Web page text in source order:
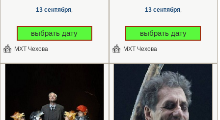
13 сентября
выбрать дату
МХТ Чехова
13 сентября,
выбрать дату
МХТ Чехова